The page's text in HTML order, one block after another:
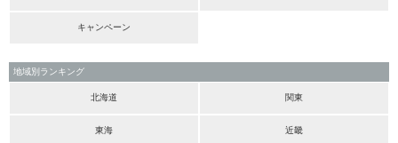
キャンペーン
地域別ランキング
北海道 関東
東海 近畿